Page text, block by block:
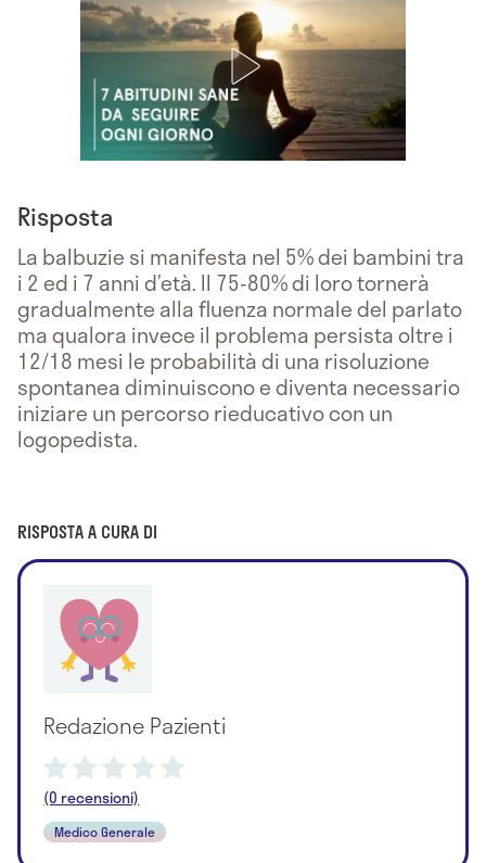
Risposta
La balbuzie si manifesta nel 5% dei bambini tra
i 2 ed i 7 anni d’età. Il 75-80% di loro tornerà
gradualmente alla fluenza normale del parlato
ma qualora invece il problema persista oltre i
12/18 mesi le probabilità di una risoluzione
spontanea diminuiscono e diventa necessario
iniziare un percorso rieducativo con un
logopedista.
RISPOSTA A CURA DI
Redazione Pazienti
(0 recensioni)
Medico Generale